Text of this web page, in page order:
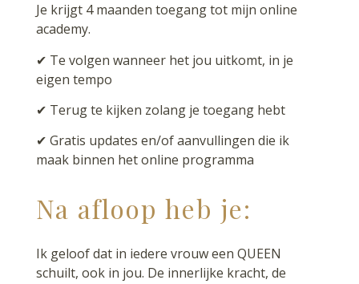
Je krijgt 4 maanden toegang tot mijn online
academy.
✔ Te volgen wanneer het jou uitkomt, in je
eigen tempo
✔ Terug te kijken zolang je toegang hebt
✔ Gratis updates en/of aanvullingen die ik
maak binnen het online programma
Na afloop heb je:
Ik geloof dat in iedere vrouw een QUEEN
schuilt, ook in jou. De innerlijke kracht, de